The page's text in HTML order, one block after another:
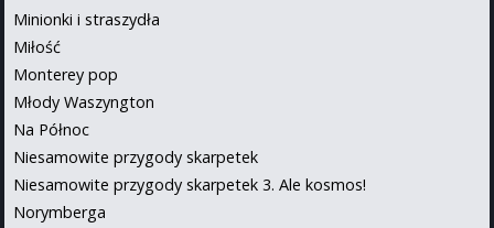
Minionki i straszydła
Miłość
Monterey pop
Młody Waszyngton
Na Północ
Niesamowite przygody skarpetek
Niesamowite przygody skarpetek 3. Ale kosmos!
Norymberga